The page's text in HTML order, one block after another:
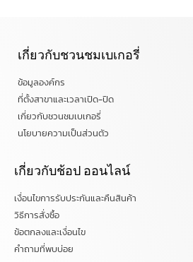
เกี่ยวกับชวนชมเบเกอรี่
ข้อมูลองค์กร
ที่ตั้งสาขาและเวลาเปิด-ปิด
เกี่ยวกับชวนชมเบเกอรี่
นโยบายความเป็นส่วนตัว
เกี่ยวกับช้อป ออนไลน์
เงื่อนไขการรับประกันและคืนสินค้า
วิธีการสั่งซื้อ
ข้อตกลงและเงื่อนไข
คำถามที่พบบ่อย